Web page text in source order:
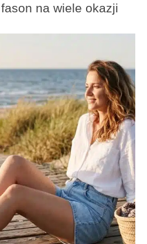
na wiele okazji